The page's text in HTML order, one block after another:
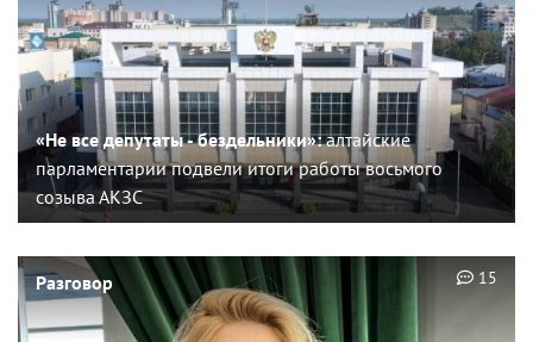
«Не все депутаты - бездельники»:алтайские
парламентарии подвели итоги работы восьмого
созыва АКЗС
Разговор 15